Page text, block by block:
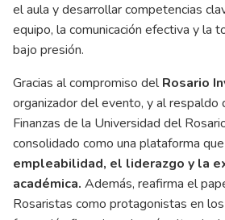
el aula y desarrollar competencias
equipo, la comunicación efectiva y la
bajo presión.
Gracias al compromiso delRosario
organizador del evento, y al respaldo
Finanzas de la Universidad del
consolidado como una plataforma que
empleabilidad, el liderazgo y la
académica. Además, reafirma el
Rosaristas como protagonistas en